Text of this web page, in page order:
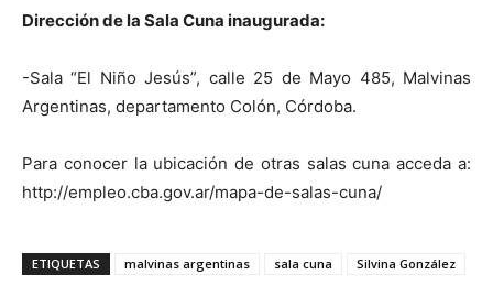
Dirección de la Sala Cuna inaugurada:
-Sala “El Niño Jesús”, calle 25 de Mayo 485, Malvinas
Argentinas, departamento Colón, Córdoba.
Para conocer la ubicación de otras salas cuna acceda a:
http://empleo.cba.gov.ar/mapa-de-salas-cuna/
ETIQUETAS malvinas argentinas sala cuna Silvina González